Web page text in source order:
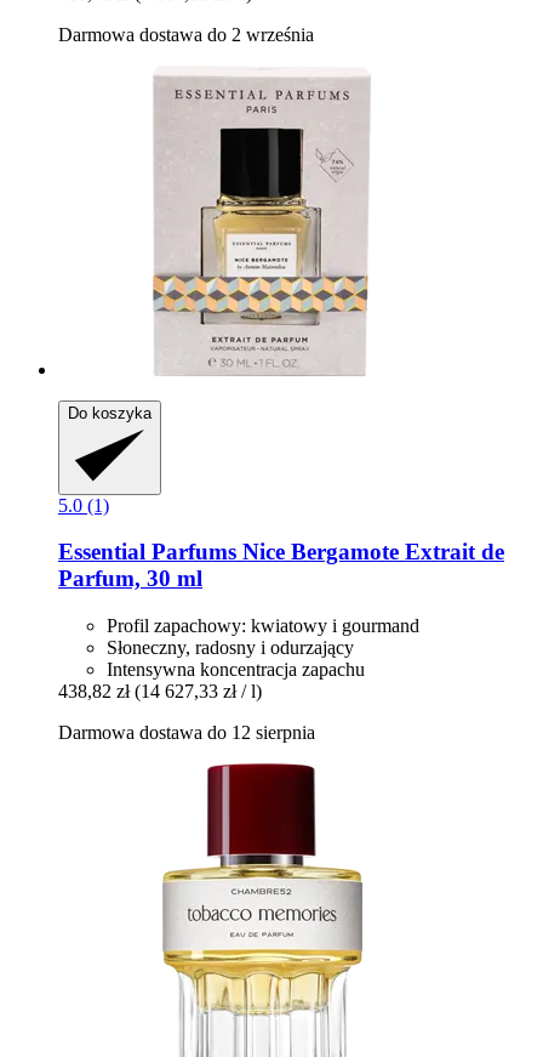
Darmowa dostawa do 2 września
Do koszyka
5.0 (1)
Essential Parfums Nice Bergamote Extrait de
Parfum, 30 ml
Profil zapachowy: kwiatowy i gourmand
Słoneczny, radosny i odurzający
Intensywna koncentracja zapachu
438,82 zł (14 627,33 zł / l)
Darmowa dostawa do 12 sierpnia